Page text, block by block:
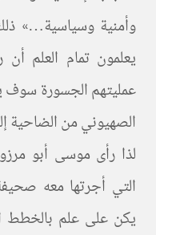
وأمنية وسياسية…»
يعلمون تمام العلم أن
عمليتهم الجسورة سوف
الصهيوني من الضاحية إلى غزة»
لذا رأى موسى أبو
التي أجرتها معه
يكن على علم بالخطط